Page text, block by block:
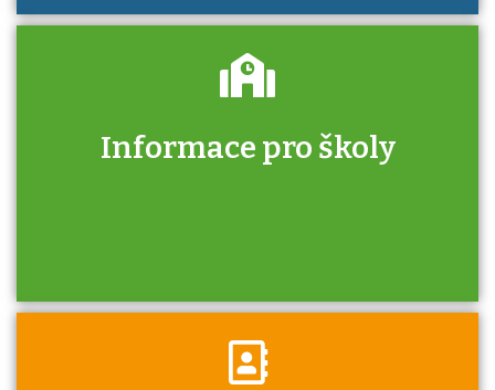
Informace pro školy
Zjistěte, jak se přihlásit ke zkoušce a kde